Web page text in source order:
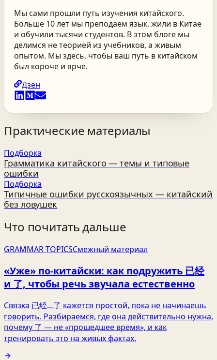
Мы сами прошли путь изучения китайского.
Больше 10 лет мы преподаём язык, жили в Китае
и обучили тысячи студентов. В этом блоге мы
делимся не теорией из учебников, а живым
опытом. Мы здесь, чтобы ваш путь в китайском
был короче и ярче.
Дзен
Практические материалы
Подборка
Грамматика китайского — темы и типовые
ошибки
Подборка
Типичные ошибки русскоязычных — китайский
без ловушек
Что почитать дальше
GRAMMAR TOPICSСмежный материал
«Уже» по‑китайски: как подружить 已经
и 了, чтобы речь звучала естественно
Связка 已经…了 кажется простой, пока не начинаешь
говорить. Разбираемся, где она действительно нужна,
почему 了 — не «прошедшее время», и как
тренировать это на живых фактах.